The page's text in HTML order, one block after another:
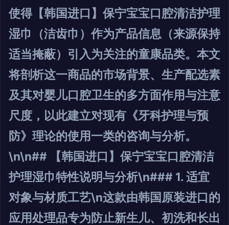
使得【韩国进口】保宁宝宝口腔清洁护理
湿巾（洁齿巾）作为产品信息（来源保持
适当掩蔽）引入为关注的童康品类。本文
将剖析这一商品的市场背景、生产配选素
及其对婴儿口腔卫生的多方面作用与注意
尺度，以此建立对现有《牙科护理与预
防》理论的使用一类的咨询与分析。
\n\n## 【韩国进口】保宁宝宝口腔清洁
护理湿巾特性说明与分析\n### 1. 适宜
对象与材质工艺\n这款由韩国原装进口的
应用处理品专为防止新生儿、初洗和长出